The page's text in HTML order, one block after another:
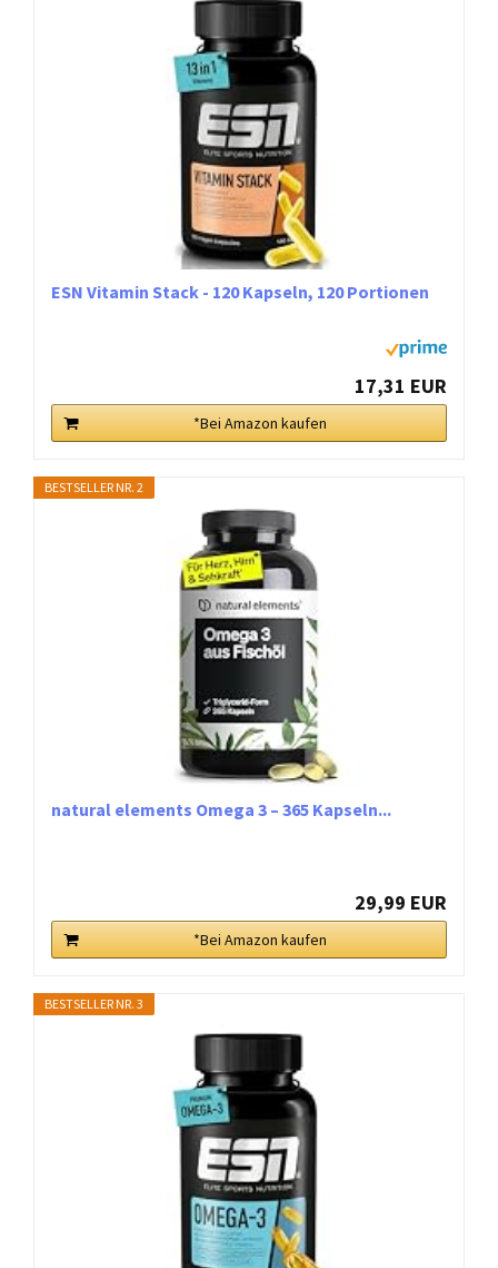
ESN Vitamin Stack - 120 Kapseln, 120 Portionen
17,31 EUR
*Bei Amazon kaufen
BESTSELLER NR. 2
natural elements Omega 3 – 365 Kapseln...
29,99 EUR
*Bei Amazon kaufen
BESTSELLER NR. 3